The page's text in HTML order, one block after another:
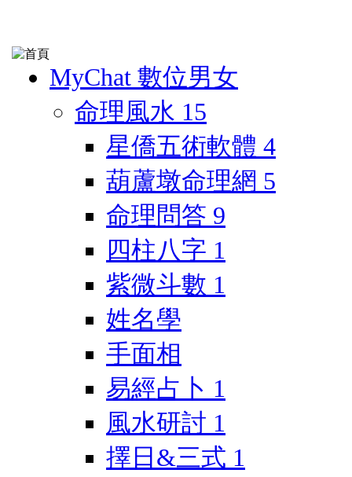
MyChat 數位男女
命理風水 15
星僑五術軟體 4
葫蘆墩命理網 5
命理問答 9
四柱八字 1
紫微斗數 1
姓名學
手面相
易經占卜 1
風水研討 1
擇日&三式 1